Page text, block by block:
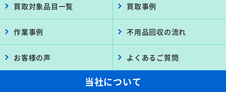
買取対象品目一覧 買取事例
作業事例 不用品回収の流れ
お客様の声 よくあるご質問
当社について